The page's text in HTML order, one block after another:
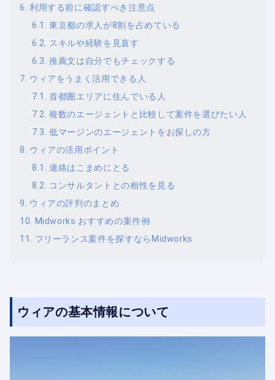
利用する前に確認すべき注意点
東京都の求人が8割を占めている
スキルや経験を見直す
推薦文は自分でもチェックする
ウィアをうまく活用できる人
首都圏エリアに住んでいる人
複数のエージェントと比較して案件を選びたい人
低マージンのエージェントをお探しの方
ウィアの活用ポイント
連絡はこまめにとる
コンサルタントとの相性を見る
ウィアの評判のまとめ
Midworks おすすめの案件例
フリーランス案件を探すならMidworks
ウィアの基本情報について